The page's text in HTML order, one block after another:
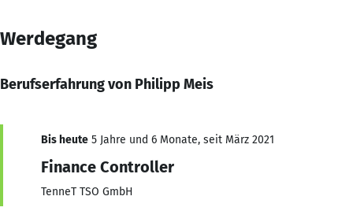
Werdegang
Berufserfahrung von Philipp Meis
Bis heute 5 Jahre und 6 Monate, seit März 2021
Finance Controller
TenneT TSO GmbH